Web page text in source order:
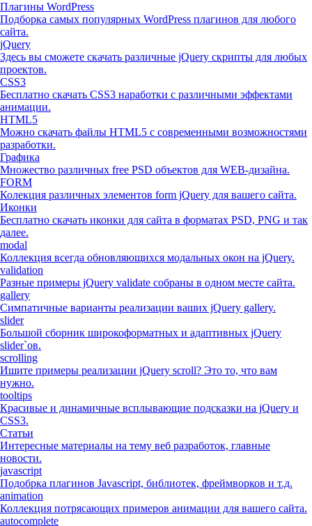
Плагины WordPress
Подборка самых популярных WordPress плагинов для любого
сайта.
jQuery
Здесь вы сможете скачать различные jQuery скрипты для любых
проектов.
CSS3
Бесплатно скачать CSS3 наработки с различными эффектами
анимации.
HTML5
Можно скачать файлы HTML5 с современными возможностями
разработки.
Графика
Множество различных free PSD объектов для WEB-дизайна.
FORM
Колекция различных элементов form jQuery для вашего сайта.
Иконки
Бесплатно скачать иконки для сайта в форматах PSD, PNG и так
далее.
modal
Коллекция всегда обновляющихся модальных окон на jQuery.
validation
Разные примеры jQuery validate собраны в одном месте сайта.
gallery
Симпатичные варианты реализации ваших jQuery gallery.
slider
Большой сборник широкоформатных и адаптивных jQuery
slider`ов.
scrolling
Ишите примеры реализации jQuery scroll? Это то, что вам
нужно.
tooltips
Красивые и динамичные всплывающие подсказки на jQuery и
CSS3.
Статьи
Интересные материалы на тему веб разработок, главные
новости.
javascript
Подобрка плагинов Javascript, библиотек, фреймворков и т.д.
animation
Коллекция потрясающих примеров анимации для вашего сайта.
autocomplete